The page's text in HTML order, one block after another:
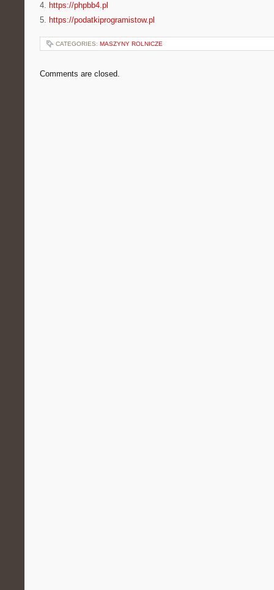
4. https://phpbb4.pl
5. https://podatkiprogramistow.pl
CATEGORIES: MASZYNY ROLNICZE
Comments are closed.